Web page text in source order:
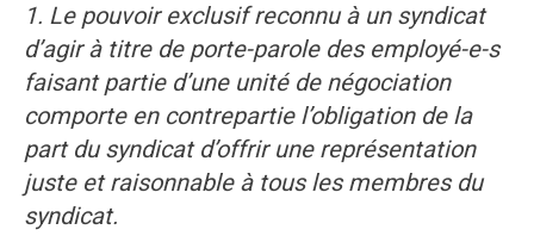
1. Le pouvoir exclusif reconnu à un syndicat
d’agir à titre de porte-parole des employé-e-s
faisant partie d’une unité de négociation
comporte en contrepartie l’obligation de la
part du syndicat d’offrir une représentation
juste et raisonnable à tous les membres du
syndicat.